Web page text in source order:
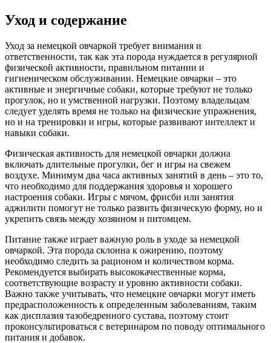
Уход и содержание
Уход за немецкой овчаркой требует внимания и
ответственности, так как эта порода нуждается в регулярной
физической активности, правильном питании и
гигиеническом обслуживании. Немецкие овчарки – это
активные и энергичные собаки, которые требуют не только
прогулок, но и умственной нагрузки. Поэтому владельцам
следует уделять время не только на физические упражнения,
но и на тренировки и игры, которые развивают интеллект и
навыки собаки.
Физическая активность для немецкой овчарки должна
включать длительные прогулки, бег и игры на свежем
воздухе. Минимум два часа активных занятий в день – это то,
что необходимо для поддержания здоровья и хорошего
настроения собаки. Игры с мячом, фрисби или занятия
аджилити помогут не только развить физическую форму, но и
укрепить связь между хозяином и питомцем.
Питание также играет важную роль в уходе за немецкой
овчаркой. Эта порода склонна к ожирению, поэтому
необходимо следить за рационом и количеством корма.
Рекомендуется выбирать высококачественные корма,
соответствующие возрасту и уровню активности собаки.
Важно также учитывать, что немецкие овчарки могут иметь
предрасположенность к определенным заболеваниям, таким
как дисплазия тазобедренного сустава, поэтому стоит
проконсультироваться с ветеринаром по поводу оптимального
питания и добавок.